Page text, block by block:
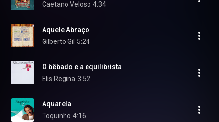
Caetano Veloso 4:34
Aquele Abraço
Gilberto Gil 5:24
O bêbado e a equilibrista
Elis Regina 3:52
Aquarela
Toquinho 4:16